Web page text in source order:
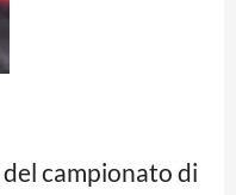
campionato di